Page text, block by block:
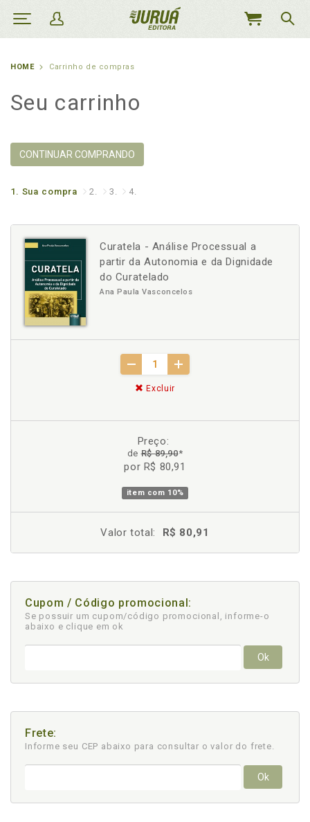
MEU
HOME Carrinho de compras
Seu carrinho
CONTINUAR COMPRANDO
1. Sua compra 2. 3. 4.
Curatela - Análise Processual a
partir da Autonomia e da Dignidade
do Curatelado
Ana Paula Vasconcelos
Excluir
Preço:
deR$ 89,90*
por R$ 80,91
item com 10%
Valor total: R$ 80,91
Cupom / Código promocional:
Se possuir um cupom/código promocional, informe-o
abaixo e clique em ok
Ok
Frete:
Informe seu CEP abaixo para consultar o valor do frete.
Ok